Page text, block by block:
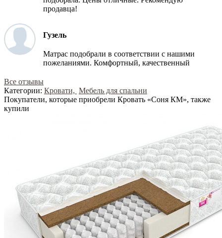
продавца!
Гузель
Матрас подобрали в соответствии с нашими
пожеланиями. Комфортный, качественный
Все отзывы
Категории: Кровати, Мебель для спальни
Покупатели, которые приобрели Кровать «Соня КМ», также
купили